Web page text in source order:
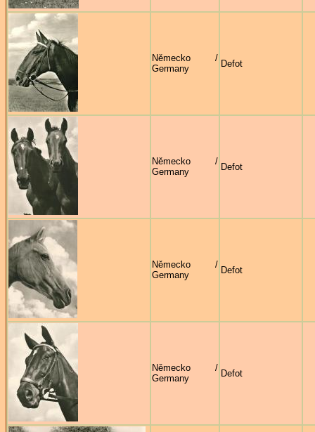
Německo /
Germany
Defot
Německo /
Germany
Defot
Německo /
Germany
Defot
Německo /
Germany
Defot